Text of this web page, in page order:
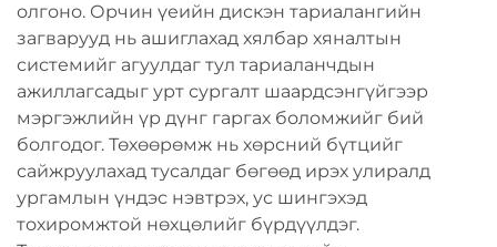
олгоно. Орчин үеийн дискэн тариалангийн
загварууд нь ашиглахад хялбар хяналтын
системийг агуулдаг тул тариаланчдын
ажиллагсадыг урт сургалт шаардсэнгүйгээр
мэргэжлийн үр дүнг гаргах боломжийг бий
болгодог. Төхөөрөмж нь хөрсний бүтцийг
сайжруулахад тусалдаг бөгөөд ирэх улиралд
ургамлын үндэс нэвтрэх, ус шингэхэд
тохиромжтой нөхцөлийг бүрдүүлдэг.